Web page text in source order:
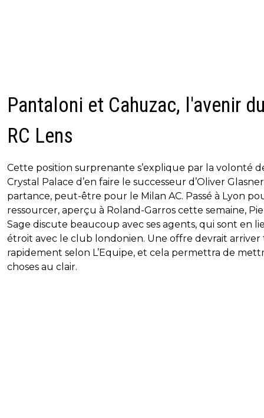
Pantaloni et Cahuzac, l'avenir
RC Lens
Cette position surprenante s’explique par la volonté
Crystal Palace d’en faire le successeur d’Oliver
partance, peut-être pour le Milan AC. Passé à Lyon
ressourcer, aperçu à Roland-Garros cette semaine,
Sage discute beaucoup avec ses agents, qui sont en
étroit avec le club londonien. Une offre devrait arriver
rapidement selon L’Equipe, et cela permettra de
choses au clair.